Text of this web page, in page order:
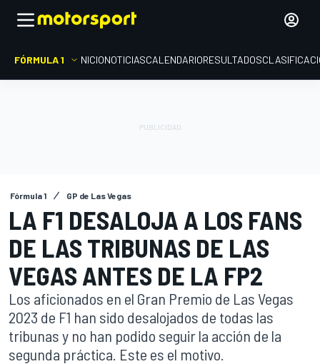
FÓRMULA 1 INICIONOTICIASCALENDARIORESULTADOS
Fórmula 1 GP de Las Vegas
LA F1 DESALOJA A LOS FANS
DE LAS TRIBUNAS DE LAS
VEGAS ANTES DE LA FP2
Los aficionados en el Gran Premio de Las Vegas
2023 de F1 han sido desalojados de todas las
tribunas y no han podido seguir la acción de la
segunda práctica. Este es el motivo.